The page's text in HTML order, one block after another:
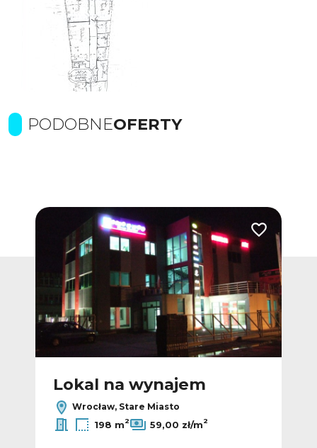
PODOBNEOFERTY
Dodaj do ulubionych Dodaj do
Lokal na wynajem
Wrocław, Stare Miasto
198 m2 59,00 zł/m2